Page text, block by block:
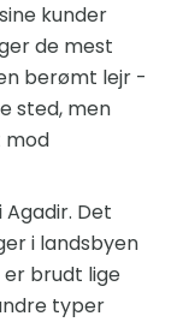
kunder
de mest
berømt lejr -
sted, men
mod
Agadir. Det
i landsbyen
er brudt lige
typer